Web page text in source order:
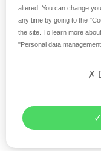
Nos équipes
Nos valeurs
©2026 Janvier Labs
générales de vente
altered. You can change
any time by going to the
the site. To learn more
"Personal data